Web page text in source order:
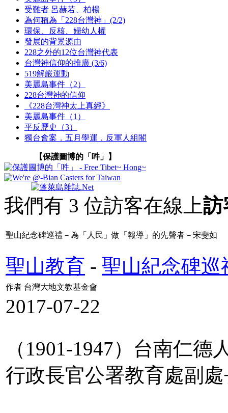
受難者 呂赫若、柏楊
為何稱為「228台灣神」(2/2)
環保、反核、婦幼人權
發展的背景源由
228之外的12位台灣神代表
台灣神信仰的推廣 (3/6)
519解嚴運動
美麗島事件（2）
228台灣神的信仰
《228台灣神太上真經》
美麗島事件（1）
平反歷史（3）
獨台會案．五月學運．反軍人組閣
【保護圖博的「吽」】
我們有 3 位訪客在線上訪
聖山紀念碑巡禮－為「人民」做「報導」的先聲者－宋斐如
聖山教育 - 聖山紀念碑巡
作者 台灣大地文教基金會
2017-07-22
（1901-1947）台南仁
行政長官公署教育處副